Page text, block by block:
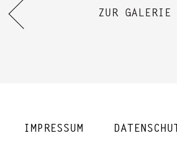
ZUR GALERIE
IMPRESSUM